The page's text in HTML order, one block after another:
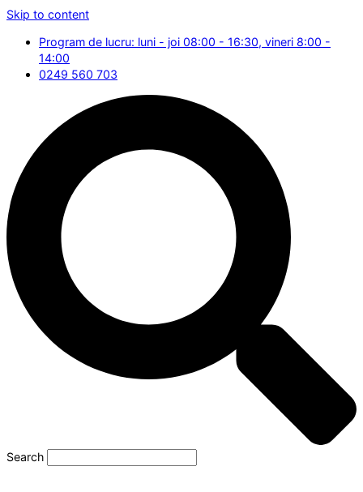
Skip to content
Program de lucru: luni - joi 08:00 - 16:30, vineri 8:00 -
14:00
0249 560 703
Search